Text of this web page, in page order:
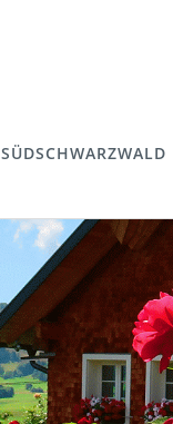
SÜDSCHWARZWALD